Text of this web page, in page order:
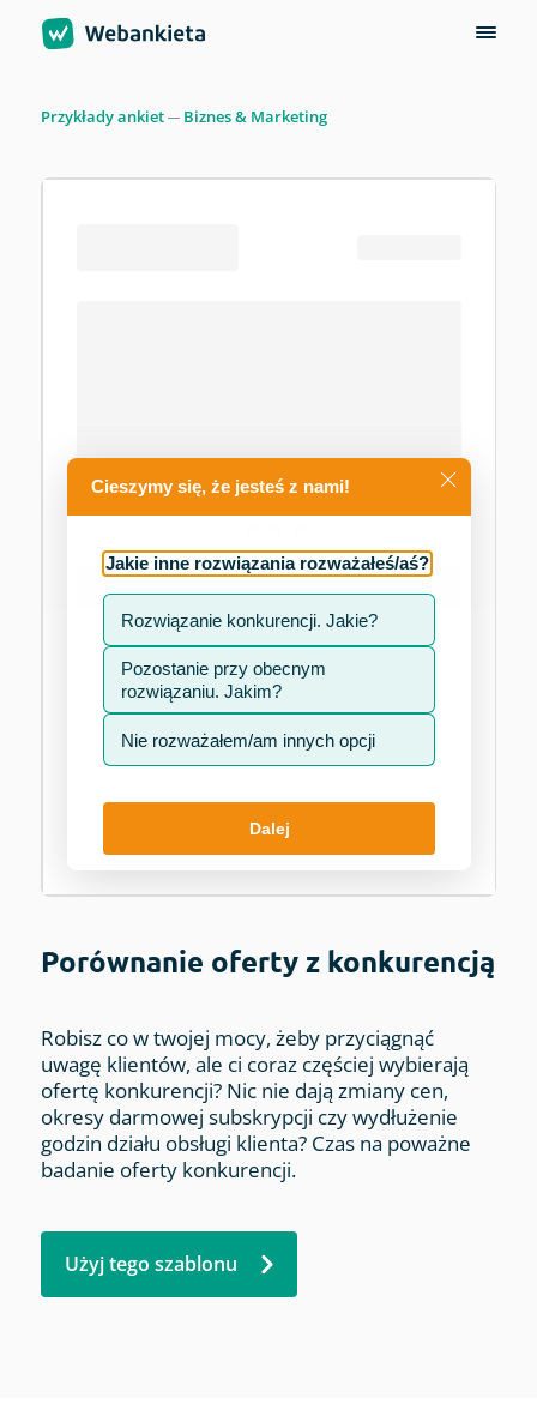
Przykłady ankiet Biznes & Marketing
Porównanie oferty z konkurencją
Robisz co w twojej mocy, żeby przyciągnąć
uwagę klientów, ale ci coraz częściej wybierają
ofertę konkurencji? Nic nie dają zmiany cen,
okresy darmowej subskrypcji czy wydłużenie
godzin działu obsługi klienta? Czas na poważne
badanie oferty konkurencji.
Użyj tego szablonu